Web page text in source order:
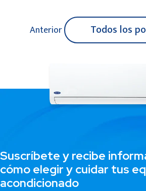
Anterior Todos los
Suscríbete y recibe
cómo elegir y cuidar tus
acondicionado